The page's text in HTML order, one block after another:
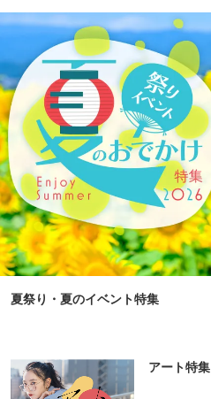
夏祭り・夏のイベント特集
アート特集